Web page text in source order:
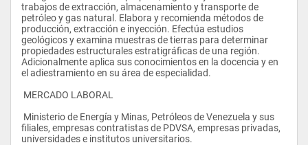
trabajos de extracción, almacenamiento y transporte de
petróleo y gas natural. Elabora y recomienda métodos de
producción, extracción e inyección. Efectúa estudios
geológicos y examina muestras de tierras para determinar
propiedades estructurales estratigráficas de una región.
Adicionalmente aplica sus conocimientos en la docencia y en
el adiestramiento en su área de especialidad.
MERCADO LABORAL
filiales, empresas contratistas de PDVSA, empresas privadas,
universidades e institutos universitarios.